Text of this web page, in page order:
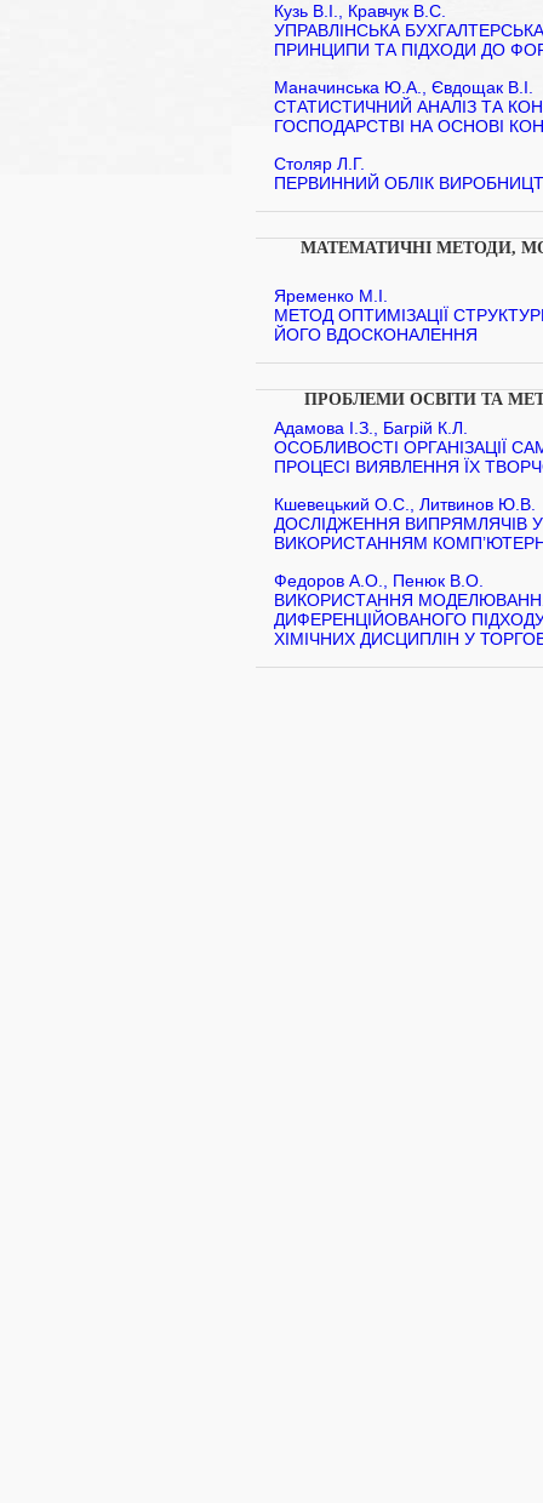
Кузь В.І., Кравчук В.С.
УПРАВЛІНСЬКА
ПРИНЦИПИ ТА ПІДХОДИ ДО
Маначинська Ю.А., Євдощак В.І.
СТАТИСТИЧНИЙ АНАЛІЗ ТА
ГОСПОДАРСТВІ НА ОСНОВІ
Столяр Л.Г.
ПЕРВИННИЙ ОБЛІК
МАТЕМАТИЧНІ МЕТОДИ,
Яременко М.І.
МЕТОД ОПТИМІЗАЦІЇ
ЙОГО ВДОСКОНАЛЕННЯ
ПРОБЛЕМИ ОСВІТИ ТА
Адамова І.З., Багрій К.Л.
ОСОБЛИВОСТІ ОРГАНІЗАЦІЇ
ПРОЦЕСІ ВИЯВЛЕННЯ ЇХ
Кшевецький О.С., Литвинов Ю.В.
ДОСЛІДЖЕННЯ ВИПРЯМЛЯЧІВ
ВИКОРИСТАННЯМ
Федоров А.О., Пенюк В.О.
ВИКОРИСТАННЯ
ДИФЕРЕНЦІЙОВАНОГО
ХІМІЧНИХ ДИСЦИПЛІН У